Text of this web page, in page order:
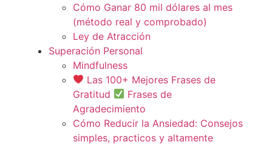
Cómo Ganar 80 mil dólares al mes
(método real y comprobado)
Ley de Atracción
Superación Personal
Mindfulness
Las 100+ Mejores Frases de
Gratitud
Frases de
Agradecimiento
Cómo Reducir la Ansiedad: Consejos
simples, practicos y altamente